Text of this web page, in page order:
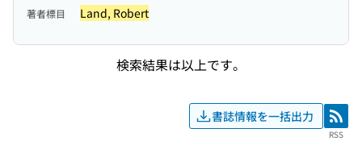
著者標目 Land, Robert
検索結果は以上です。
書誌情報を一括出力 RSS
RSS